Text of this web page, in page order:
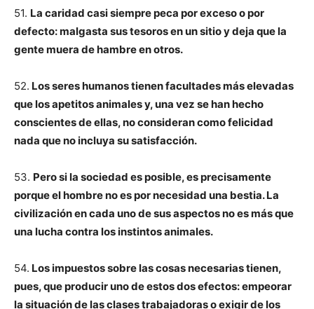
51. La caridad casi siempre peca por exceso o por
defecto: malgasta sus tesoros en un sitio y deja que la
gente muera de hambre en otros.
52. Los seres humanos tienen facultades más elevadas
que los apetitos animales y, una vez se han hecho
conscientes de ellas, no consideran como felicidad
nada que no incluya su satisfacción.
53. Pero si la sociedad es posible, es precisamente
porque el hombre no es por necesidad una bestia. La
civilización en cada uno de sus aspectos no es más que
una lucha contra los instintos animales.
54. Los impuestos sobre las cosas necesarias tienen,
pues, que producir uno de estos dos efectos: empeorar
la situación de las clases trabajadoras o exigir de los